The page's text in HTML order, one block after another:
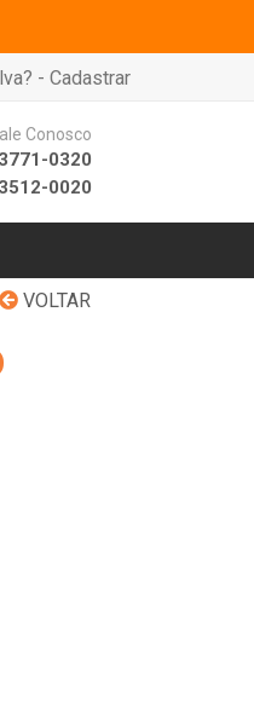
- Cadastrar
Conosco
0320
0020
VOLTAR